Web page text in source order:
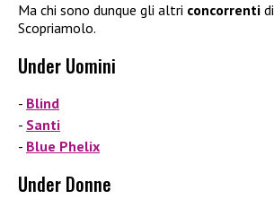
Ma chi sono dunque gli altri concorrenti di
Scopriamolo.
Under Uomini
Blind
Santi
Blue Phelix
Under Donne